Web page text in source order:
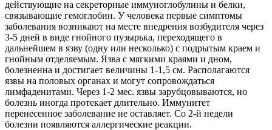
действующие на секреторные иммуноглобулины и белки,
связывающие гемоглобин. У человека первые симптомы
заболевания возникают на месте внедрения возбудителя через
3-5 дней в виде гнойного пузырька, переходящего в
дальнейшем в язву (одну или несколько) с подрытым краем и
гнойным отделяемым. Язва с мягкими краями и дном,
болезненна и достигает величины 1-1,5 см. Располагаются
язвы на половых органах и могут сопровождаться
лимфаденитами. Через 1-2 мес. язвы зарубцовываются, но
болезнь иногда протекает длительно. Иммунитет
перенесенное заболевание не оставляет. Со 2-й недели
болезни появляются аллергические реакции.